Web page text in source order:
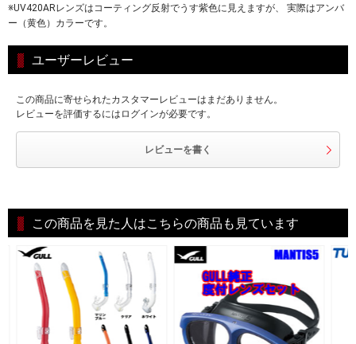
※UV420ARレンズはコーティング反射でうす紫色に見えますが、 実際はアンバ
ー（黄色）カラーです。
ユーザーレビュー
この商品に寄せられたカスタマーレビューはまだありません。
レビューを評価するにはログインが必要です。
レビューを書く
この商品を見た人はこちらの商品も見ています